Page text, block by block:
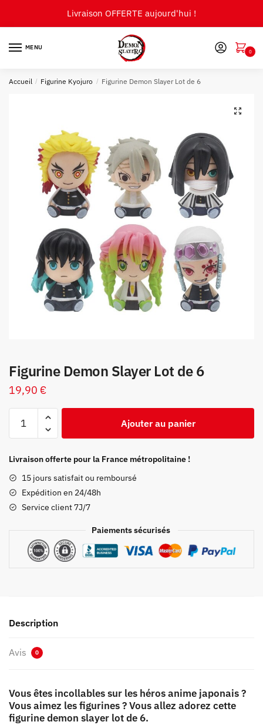
Livraison OFFERTE aujourd'hui !
MENU
0
Accueil / Figurine Kyojuro / Figurine Demon Slayer Lot de 6
🔍
Figurine Demon Slayer Lot de 6
19,90 €
Demon
Lot
de
6
Ajouter au panier
Livraison offerte pour la France métropolitaine !
15 jours satisfait ou remboursé
Expédition en 24/48h
Service client 7J/7
Paiements sécurisés
Description
Avis 0
Vous êtes incollables sur les héros anime japonais ?
Vous aimez les figurines ? Vous allez adorez cette
figurine demon slayer lot de 6.